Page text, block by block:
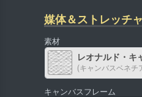
媒体＆ストレッチ
素材
レオナルド・キ
(キャンバスベネチ
キャンバスフレーム